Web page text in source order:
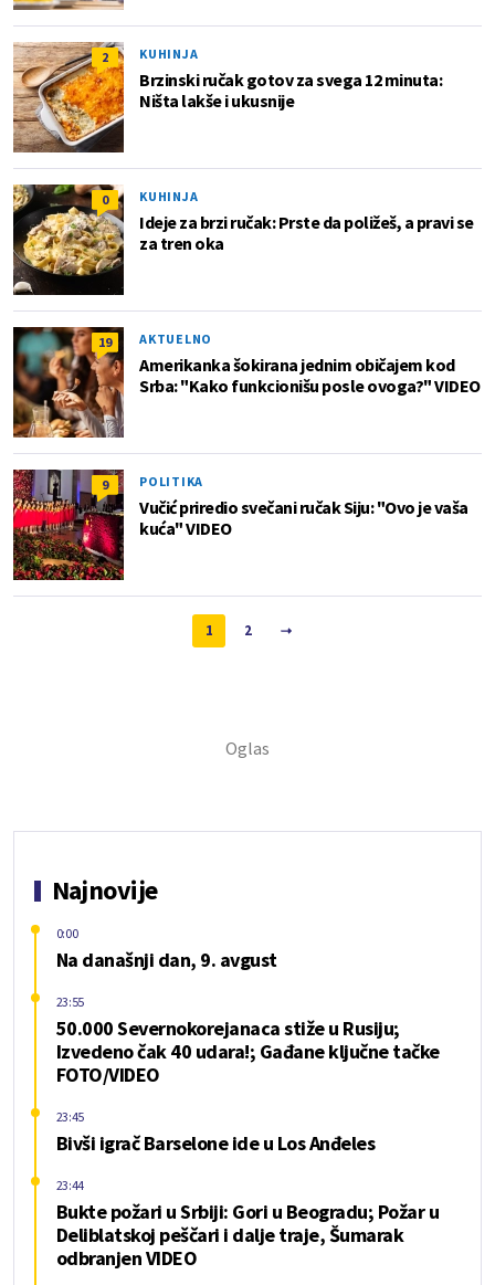
2 KUHINJA
Brzinski ručak gotov za svega 12 minuta:
Ništa lakše i ukusnije
0 KUHINJA
Ideje za brzi ručak: Prste da poližeš, a pravi se
za tren oka
19 AKTUELNO
Amerikanka šokirana jednim običajem kod
Srba: "Kako funkcionišu posle ovoga?" VIDEO
9 POLITIKA
Vučić priredio svečani ručak Siju: "Ovo je vaša
kuća" VIDEO
1 2
Najnovije
Na današnji dan, 9. avgust
0:00
50.000 Severnokorejanaca stiže u Rusiju;
Izvedeno čak 40 udara!; Gađane ključne tačke
FOTO/VIDEO
23:55
Bivši igrač Barselone ide u Los Anđeles
23:45
Bukte požari u Srbiji: Gori u Beogradu; Požar u
Deliblatskoj peščari i dalje traje, Šumarak
odbranjen VIDEO
23:44